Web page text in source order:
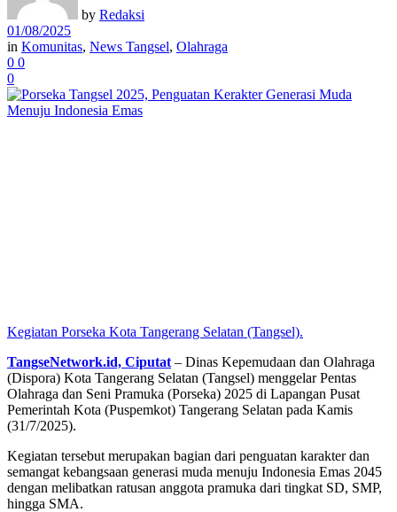
by Redaksi
01/08/2025
in Komunitas, News Tangsel, Olahraga
0 0
0
Kegiatan Porseka Kota Tangerang Selatan (Tangsel).
TangseNetwork.id, Ciputat – Dinas Kepemudaan dan Olahraga
(Dispora) Kota Tangerang Selatan (Tangsel) menggelar Pentas
Olahraga dan Seni Pramuka (Porseka) 2025 di Lapangan Pusat
Pemerintah Kota (Puspemkot) Tangerang Selatan pada Kamis
(31/7/2025).
Kegiatan tersebut merupakan bagian dari penguatan karakter dan
semangat kebangsaan generasi muda menuju Indonesia Emas 2045
dengan melibatkan ratusan anggota pramuka dari tingkat SD, SMP,
hingga SMA.